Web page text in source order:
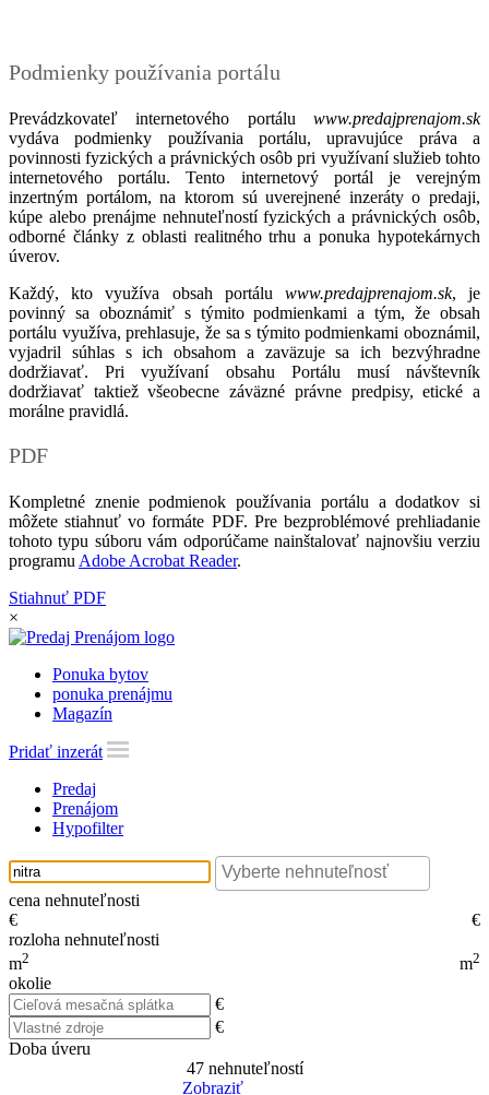
Podmienky používania portálu
Prevádzkovateľ internetového portálu www.predajprenajom.sk
vydáva podmienky používania portálu, upravujúce práva a
povinnosti fyzických a právnických osôb pri využívaní služieb tohto
internetového portálu. Tento internetový portál je verejným
inzertným portálom, na ktorom sú uverejnené inzeráty o predaji,
kúpe alebo prenájme nehnuteľností fyzických a právnických osôb,
odborné články z oblasti realitného trhu a ponuka hypotekárnych
úverov.
Každý, kto využíva obsah portálu www.predajprenajom.sk, je
povinný sa oboznámiť s týmito podmienkami a tým, že obsah
portálu využíva, prehlasuje, že sa s týmito podmienkami oboznámil,
vyjadril súhlas s ich obsahom a zaväzuje sa ich bezvýhradne
dodržiavať. Pri využívaní obsahu Portálu musí návštevník
dodržiavať taktiež všeobecne záväzné právne predpisy, etické a
morálne pravidlá.
PDF
Kompletné znenie podmienok používania portálu a dodatkov si
môžete stiahnuť vo formáte PDF. Pre bezproblémové prehliadanie
tohoto typu súboru vám odporúčame nainštalovať najnovšiu verziu
programu Adobe Acrobat Reader.
Stiahnuť PDF
×
Ponuka bytov
ponuka prenájmu
Magazín
Pridať inzerát
Predaj
Prenájom
Hypofilter
cena nehnuteľnosti
€
€
rozloha nehnuteľnosti
m2 m2
okolie
€
€
Doba úveru
47nehnuteľností
Zobraziť